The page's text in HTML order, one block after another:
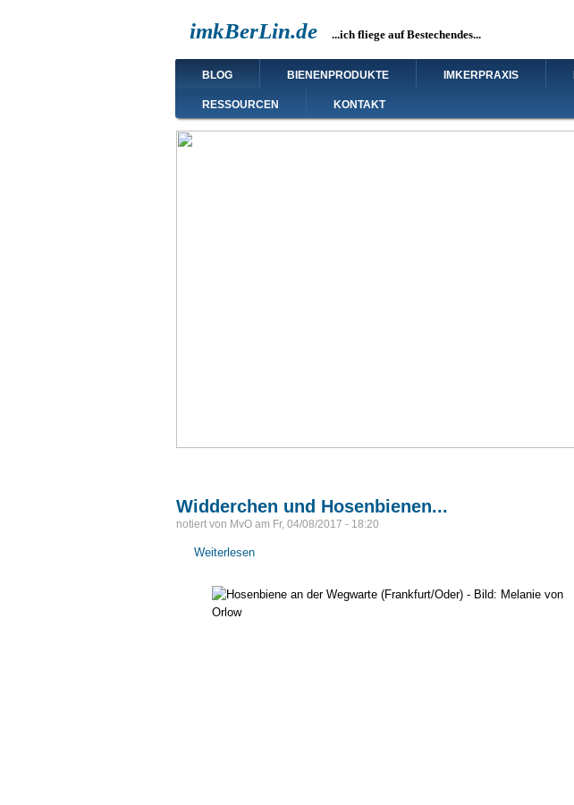
imkBerLin.de ...ich fliege auf Bestechendes...
MainBLOG BIENENPRODUKTE IMKERPRAXIS
RESSOURCEN KONTAKT
Widderchen und Hosenbienen...
notiert von MvO am Fr, 04/08/2017 - 18:20
Weiterlesen
und